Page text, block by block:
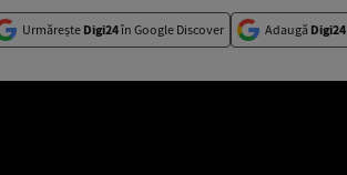
Urmărește Digi24în Google Discover Adaugă Digi24